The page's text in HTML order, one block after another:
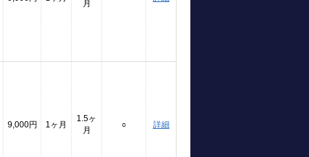
月
9,000円 1ヶ月
1.5ヶ
月
○ 詳細